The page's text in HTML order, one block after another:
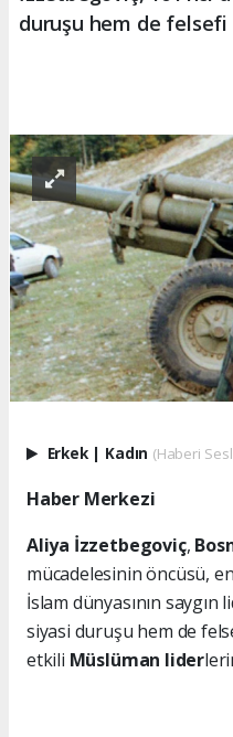
duruşu hem de felsefi
Erkek | Kadın (Haberi
Haber Merkezi
Aliya İzzetbegoviç,
mücadelesinin öncüsü,
İslam dünyasının
siyasi duruşu hem de
etkili Müslüman lider